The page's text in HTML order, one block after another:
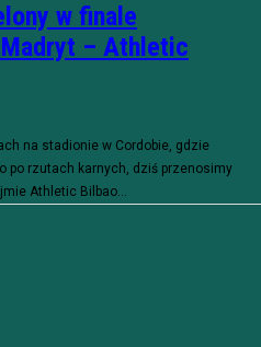
w finale
Madryt – Athletic
na stadionie w Cordobie, gdzie
po rzutach karnych, dziś przenosimy
Athletic Bilbao...